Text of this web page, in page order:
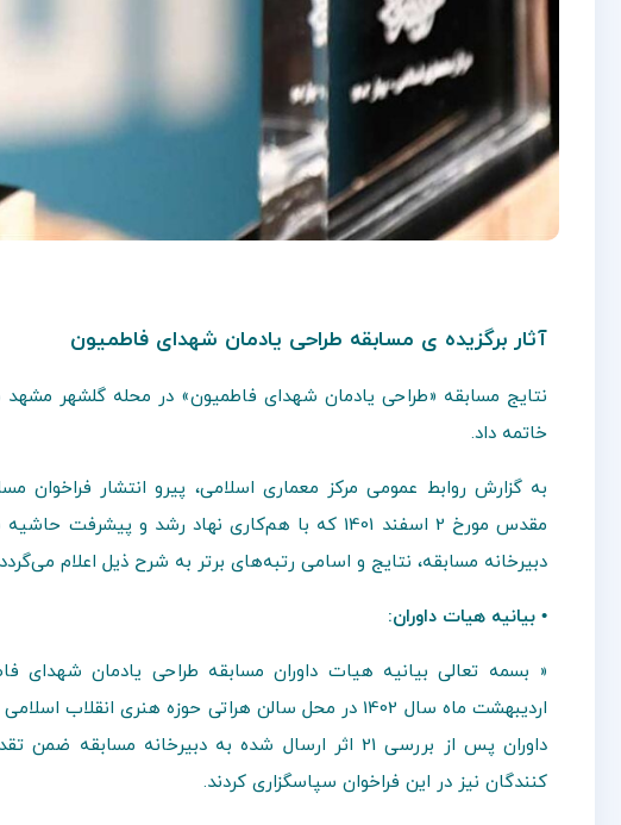
آثار برگزیده ی مسابقه طراحی یادمان شهدای فاطمیون
نتایج مسابقه «طراحی یادمان شهدای فاطمیون» در محله گلشهر
خاتمه داد.
به گزارش روابط عمومی مرکز معماری اسلامی، پیرو انتشار
مقدس مورخ 2 اسفند 1401 که با هم‌کاری نهاد رشد و
دبیرخانه مسابقه، نتایج و اسامی رتبه‌های برتر به شرح ذیل اعلام
• بیانیه هیات داوران:
اردیبهشت ماه سال 1402 در محل سالن هراتی حوزه هنری
داوران پس از بررسی 21 اثر ارسال شده به دبیرخانه
کنندگان نیز در این فراخوان سپاسگزاری کردند.